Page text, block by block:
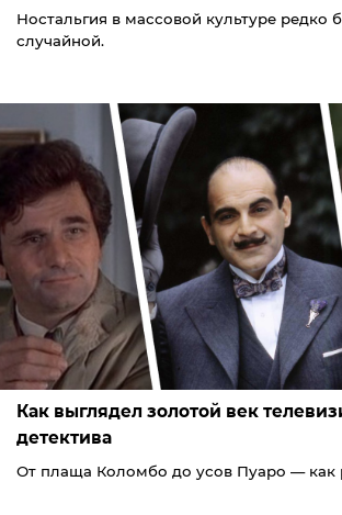
Ностальгия в массовой культуре редко
случайной.
Как выглядел золотой век
детектива
От плаща Коломбо до усов Пуаро — как